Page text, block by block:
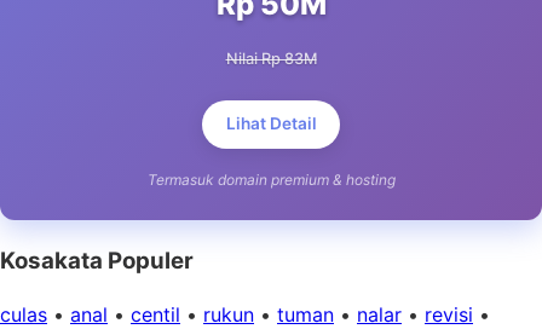
Nilai Rp 83M
Lihat Detail
Termasuk domain premium & hosting
Kosakata Populer
culas • anal • centil • rukun • tuman • nalar • revisi •